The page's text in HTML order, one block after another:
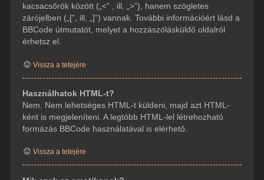
kacsacsőrök között („<” , ill. „>”), hanem szögletes
zárójelben („[”, ill. „]”) vannak. További információért lásd a
BBCode útmutatót, melyet a hozzászólásküldő oldalról
érhetsz el.
Vissza a tetejére
Használhatok HTML-t?
Nem. Nem lehetséges HTML-t küldeni, majd azt HTML-
ként is megjeleníteni. A legtöbb HTML-lel létrehozható
formázás BBCode használatával is elérhető.
Vissza a tetejére